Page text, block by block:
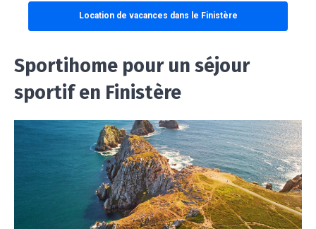
Location de vacances dans le Finistère
Sportihome pour un séjour
sportif en Finistère